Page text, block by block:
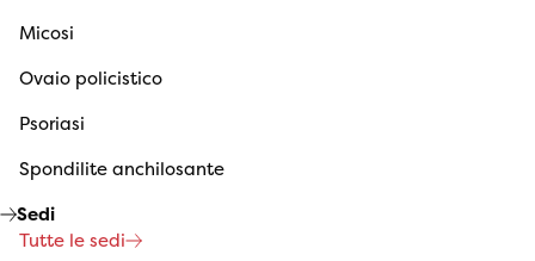
Micosi
Ovaio policistico
Psoriasi
Spondilite anchilosante
Sedi
Tutte le sedi